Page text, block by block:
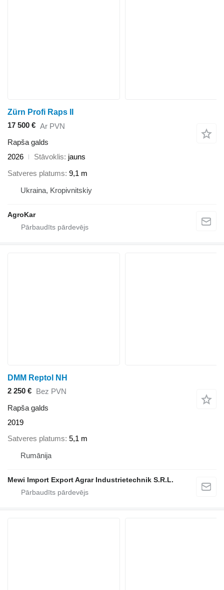
Zürn Profi Raps II
17 500 € Ar PVN
Rapša galds
2026
Stāvoklis jauns
Satveres platums 9,1 m
Ukraina, Kropivnitskiy
AgroKar
DMM Reptol NH
2 250 € Bez PVN
Rapša galds
2019
Satveres platums 5,1 m
Rumānija
Mewi Import Export Agrar Industrietechnik S.R.L.